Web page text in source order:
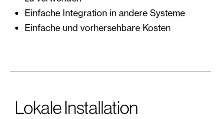
Einfache Integration in andere Systeme
Einfache und vorhersehbare Kosten
Lokale Installation